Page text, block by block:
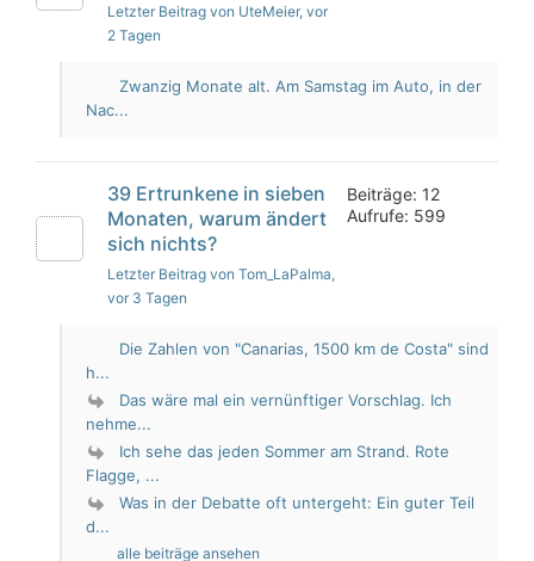
Letzter Beitrag von UteMeier, vor
2 Tagen
Zwanzig Monate alt. Am Samstag im Auto, in der
Nac...
39 Ertrunkene in sieben
Monaten, warum ändert
sich nichts?
Letzter Beitrag von Tom_LaPalma,
vor 3 Tagen
Beiträge: 12
Aufrufe: 599
Die Zahlen von "Canarias, 1500 km de Costa" sind
h...
Das wäre mal ein vernünftiger Vorschlag. Ich
nehme...
Ich sehe das jeden Sommer am Strand. Rote
Flagge, ...
Was in der Debatte oft untergeht: Ein guter Teil
d...
alle beiträge ansehen